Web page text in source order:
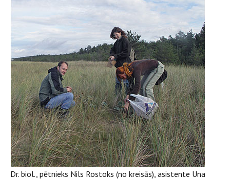
Dr. biol., pētnieks Nils Rostoks (no kreisās), asistente Una